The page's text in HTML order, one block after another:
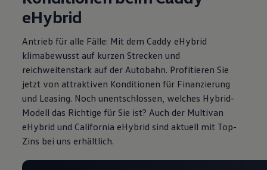
eHybrid
Antrieb für alle Fälle: Mit dem Caddy eHybrid
klimabewusst auf kurzen Strecken und
reichweitenstark auf der Autobahn. Profitieren Sie
jetzt von attraktiven Konditionen für Finanzierung
und Leasing. Noch unentschlossen, welches Hybrid-
Modell das Richtige für Sie ist? Auch der Multivan
eHybrid und California eHybrid sind aktuell mit Top-
Zins bei uns erhältlich.